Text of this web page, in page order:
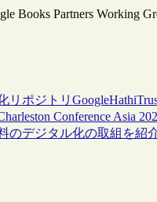
Books Partners Working
リポジトリ Google
Conference Asia
のデジタル化の取組を紹